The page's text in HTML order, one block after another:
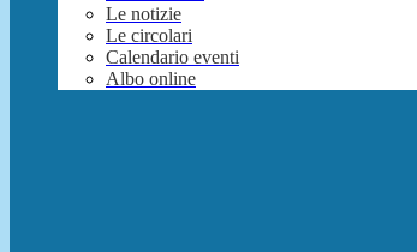
Le notizie
Le circolari
Calendario eventi
Albo online